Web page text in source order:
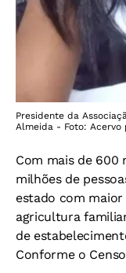
Presidente da
Almeida - Foto: Acervo
Com mais de 600
milhões de
estado com
agricultura
de
Conforme o